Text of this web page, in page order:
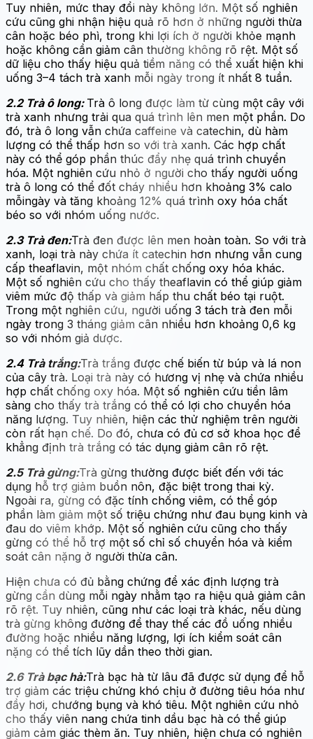
Tuy nhiên, mức thay đổi này không lớn. Một số nghiên
cứu cũng ghi nhận hiệu quả rõ hơn ở những người thừa
cân hoặc béo phì, trong khi lợi ích ở người khỏe mạnh
hoặc không cần giảm cân thường không rõ rệt. Một số
dữ liệu cho thấy hiệu quả tiềm năng có thể xuất hiện khi
uống 3–4 tách trà xanh mỗi ngày trong ít nhất 8 tuần.
2.2 Trà ô long: Trà ô long được làm từ cùng một cây với
trà xanh nhưng trải qua quá trình lên men một phần. Do
đó, trà ô long vẫn chứa caffeine và catechin, dù hàm
lượng có thể thấp hơn so với trà xanh. Các hợp chất
này có thể góp phần thúc đẩy nhẹ quá trình chuyển
hóa. Một nghiên cứu nhỏ ở người cho thấy người uống
trà ô long có thể đốt cháy nhiều hơn khoảng 3% calo
mỗingày và tăng khoảng 12% quá trình oxy hóa chất
béo so với nhóm uống nước.
2.3 Trà đen:Trà đen được lên men hoàn toàn. So với trà
xanh, loại trà này chứa ít catechin hơn nhưng vẫn cung
cấp theaflavin, một nhóm chất chống oxy hóa khác.
Một số nghiên cứu cho thấy theaflavin có thể giúp giảm
viêm mức độ thấp và giảm hấp thu chất béo tại ruột.
Trong một nghiên cứu, người uống 3 tách trà đen mỗi
ngày trong 3 tháng giảm cân nhiều hơn khoảng 0,6 kg
so với nhóm giả dược.
2.4 Trà trắng:Trà trắng được chế biến từ búp và lá non
của cây trà. Loại trà này có hương vị nhẹ và chứa nhiều
hợp chất chống oxy hóa. Một số nghiên cứu tiền lâm
sàng cho thấy trà trắng có thể có lợi cho chuyển hóa
năng lượng. Tuy nhiên, hiện các thử nghiệm trên người
còn rất hạn chế. Do đó, chưa có đủ cơ sở khoa học để
khẳng định trà trắng có tác dụng giảm cân rõ rệt.
2.5 Trà gừng:Trà gừng thường được biết đến với tác
dụng hỗ trợ giảm buồn nôn, đặc biệt trong thai kỳ.
Ngoài ra, gừng có đặc tính chống viêm, có thể góp
phần làm giảm một số triệu chứng như đau bụng kinh và
đau do viêm khớp. Một số nghiên cứu cũng cho thấy
gừng có thể hỗ trợ một số chỉ số chuyển hóa và kiểm
soát cân nặng ở người thừa cân.
Hiện chưa có đủ bằng chứng để xác định lượng trà
gừng cần dùng mỗi ngày nhằm tạo ra hiệu quả giảm cân
rõ rệt. Tuy nhiên, cũng như các loại trà khác, nếu dùng
trà gừng không đường để thay thế các đồ uống nhiều
đường hoặc nhiều năng lượng, lợi ích kiểm soát cân
nặng có thể tích lũy dần theo thời gian.
2.6 Trà bạc hà:Trà bạc hà từ lâu đã được sử dụng để hỗ
trợ giảm các triệu chứng khó chịu ở đường tiêu hóa như
đầy hơi, chướng bụng và khó tiêu. Một nghiên cứu nhỏ
cho thấy viên nang chứa tinh dầu bạc hà có thể giúp
giảm cảm giác thèm ăn. Tuy nhiên, hiện chưa có nghiên